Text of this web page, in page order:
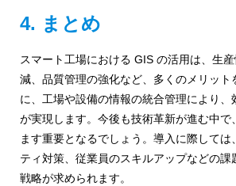
4. まとめ
スマート工場における GIS の活用は、生
減、品質管理の強化など、多くのメリット
に、工場や設備の情報の統合管理により、
が実現します。今後も技術革新が進む中で
ます重要となるでしょう。導入に際しては
ティ対策、従業員のスキルアップなどの課
戦略が求められます。